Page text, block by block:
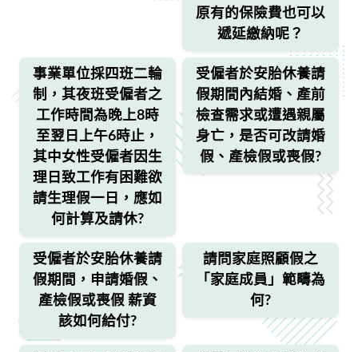
原有的保險費也可以
遞延繳納呢？
事業單位採四班二輪
制，其夜班受僱者之
工作時間為晚上8時
至翌日上午6時止，
其中女性受僱者因生
理日致工作有困難欲
請生理假一日，應如
何計算及請休?
受僱者於安胎休養請
假期間內結婚、產前
檢查需求或遭遇親屬
身亡，是否可改請婚
假、產檢假或喪假?
受僱者於安胎休養請
假期間，申請婚假、
產檢假或喪假 薪資
該如何給付?
請問家庭照顧假之
「家庭成員」範疇為
何?